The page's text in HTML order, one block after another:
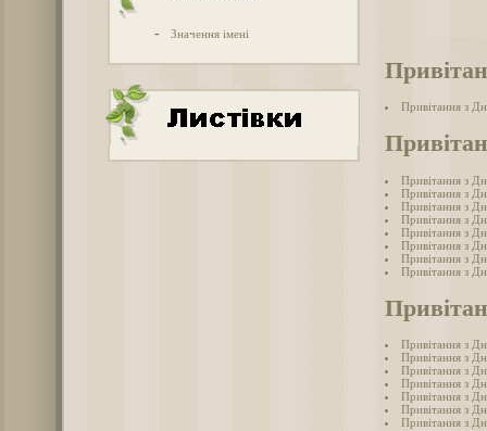
- Значення імені
Привітання з
Привітання з
Привітання з
Привітання з
Привітання з
Привітання з
Привітання з
Привітання з
Привітання з
Привітання з
Привітання з
Привітання з
Привітання з
Привітання з
Привітання з
Привітання з